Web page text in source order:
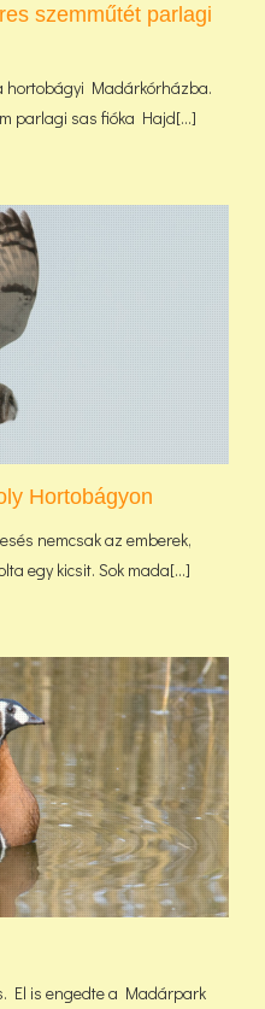
szemműtét parlagi
hortobágyi Madárkórházba.
parlagi sas fióka Hajd[...]
Hortobágyon
nemcsak az emberek,
egy kicsit. Sok mada[...]
El is engedte a Madárpark